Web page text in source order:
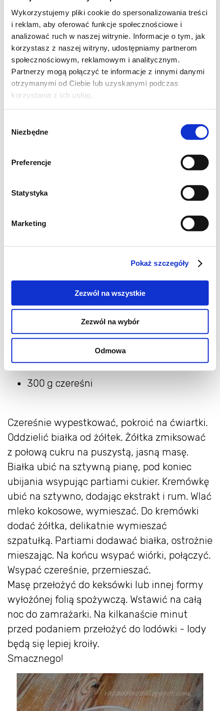
Wykorzystujemy pliki cookie do spersonalizowania treści
i reklam, aby oferować funkcje społecznościowe i
analizować ruch w naszej witrynie. Informacje o tym, jak
korzystasz z naszej witryny, udostępniamy partnerom
społecznościowym, reklamowym i analitycznym.
Partnerzy mogą połączyć te informacje z innymi danymi
otrzymanymi od Ciebie lub uzyskanymi podczas
korzystania z ich usług.
zgody
Niezbędne
Preferencje
Statystyka
Marketing
Pokaż szczegóły
Zezwól na wszystkie
Zezwól na wybór
Odmowa
Składniki: (na keskówkę 29x10 cm)
500 ml śmietany kremówki (38%)
200 ml mleka kokosowego
30 g wiórek kokosowych
1 łyżeczka ekstraktu z wanilii
1 łyżka białego rumu
dodatkowo:
300 g czereśni
Czereśnie wypestkować, pokroić na ćwiartki.
Oddzielić białka od żółtek. Żółtka zmiksować
z połową cukru na puszystą, jasną masę.
Białka ubić na sztywną pianę, pod koniec
ubijania wsypując partiami cukier. Kremówkę
ubić na sztywno, dodając ekstrakt i rum. Wlać
mleko kokosowe, wymieszać. Do kremówki
dodać żółtka, delikatnie wymieszać
szpatułką. Partiami dodawać białka, ostrożnie
mieszając. Na końcu wsypać wiórki, połączyć.
Wsypać czereśnie, przemieszać.
Masę przełożyć do keksówki lub innej formy
wyłożónej folią spożywczą. Wstawić na całą
noc do zamrażarki. Na kilkanaście minut
przed podaniem przełożyć do lodówki - lody
będą się lepiej kroiły.
Smacznego!